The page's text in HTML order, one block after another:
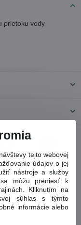
prietoku vody
mail
produkt
tejto webovej
údajov o jej
nástroje a služby
môžu preniesť k
Kliknutím na
súhlas s týmto
informácie alebo